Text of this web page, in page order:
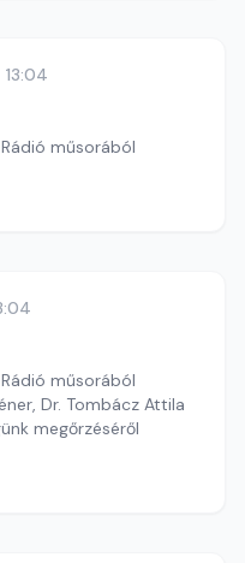
13:04
műsorából
műsorából
Dr. Tombácz Attila
megőrzéséről